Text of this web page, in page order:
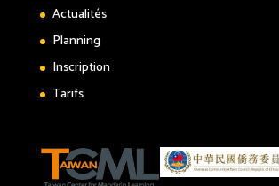
Actualités
Planning
Inscription
Tarifs